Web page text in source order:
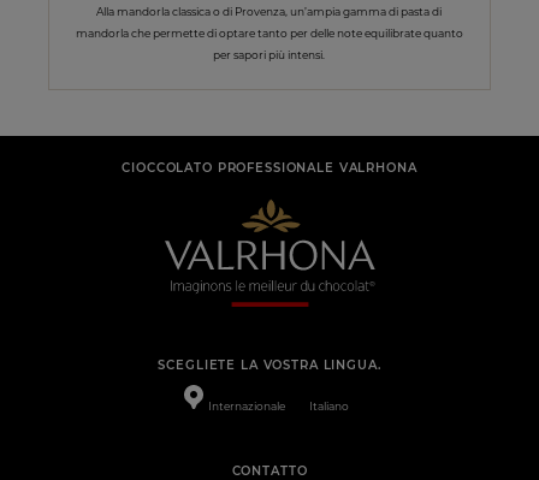
Alla mandorla classica o di Provenza, un’ampia gamma di pasta di
mandorla che permette di optare tanto per delle note equilibrate quanto
per sapori più intensi.
CIOCCOLATO PROFESSIONALE VALRHONA
SCEGLIETE LA VOSTRA LINGUA.
Internazionale Italiano
CONTATTO